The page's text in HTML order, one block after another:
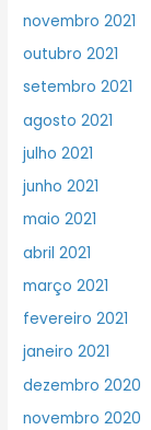
novembro 2021
outubro 2021
setembro 2021
agosto 2021
julho 2021
junho 2021
maio 2021
abril 2021
março 2021
fevereiro 2021
janeiro 2021
dezembro 2020
novembro 2020